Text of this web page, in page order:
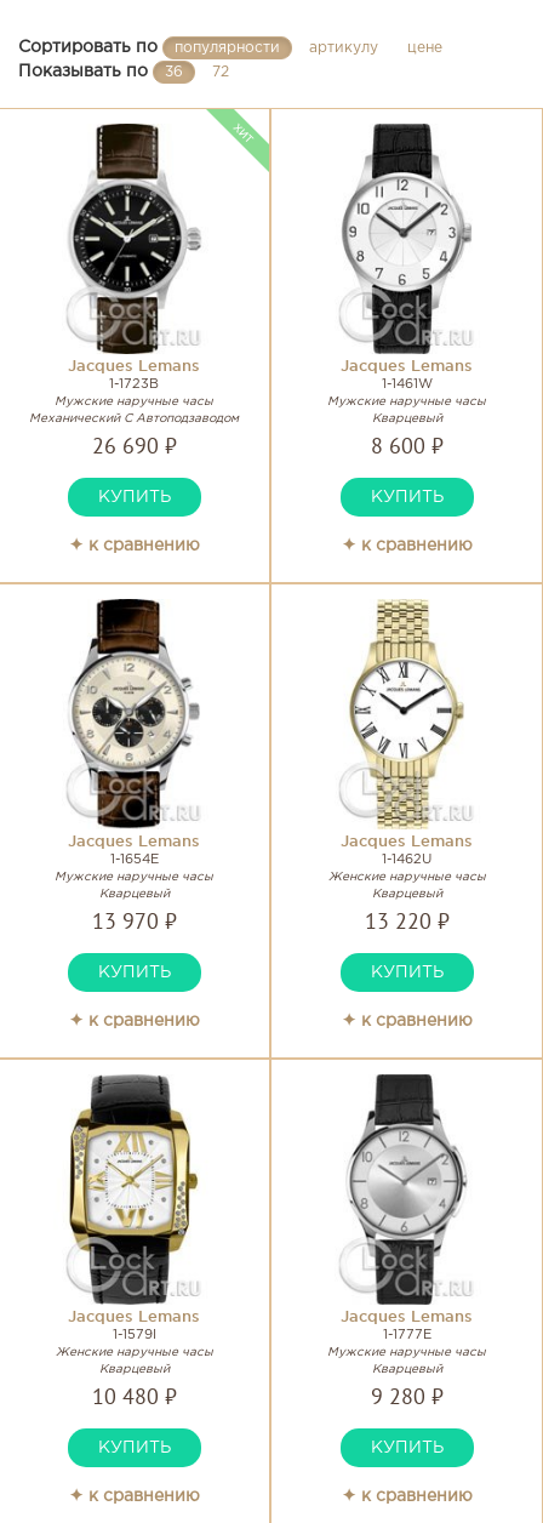
Сортировать по популярности артикулу цене
Показывать по 36 72
Jacques Lemans
1-1723B
Мужские наручные часы
Механический С Автоподзаводом
26 690 ₽
КУПИТЬ
✦ к сравнению
Jacques Lemans
1-1461W
Мужские наручные часы
Кварцевый
8 600 ₽
КУПИТЬ
✦ к сравнению
Jacques Lemans
1-1654E
Мужские наручные часы
Кварцевый
13 970 ₽
КУПИТЬ
✦ к сравнению
Jacques Lemans
1-1462U
Женские наручные часы
Кварцевый
13 220 ₽
КУПИТЬ
✦ к сравнению
Jacques Lemans
1-1579I
Женские наручные часы
Кварцевый
10 480 ₽
КУПИТЬ
✦ к сравнению
Jacques Lemans
1-1777E
Мужские наручные часы
Кварцевый
9 280 ₽
КУПИТЬ
✦ к сравнению